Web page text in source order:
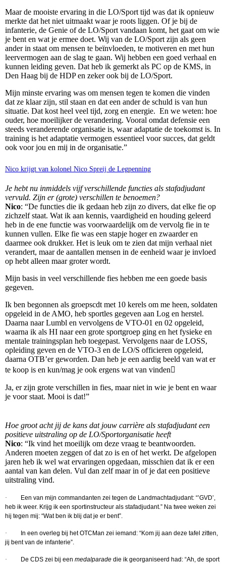
Maar de mooiste ervaring in die LO/Sport tijd was dat ik opnieuw
merkte dat het niet uitmaakt waar je roots liggen. Of je bij de
infanterie, de Genie of de LO/Sport vandaan komt, het gaat om wie
je bent en wat je ermee doet. Wij van de LO/Sport zijn als geen
ander in staat om mensen te beïnvloeden, te motiveren en met hun
leervermogen aan de slag te gaan. Wij hebben een goed verhaal en
kunnen leiding geven. Dat heb ik gemerkt als PC op de KMS, in
Den Haag bij de HDP en zeker ook bij de LO/Sport.
Mijn minste ervaring was om mensen tegen te komen die vinden
dat ze klaar zijn, stil staan en dat een ander de schuld is van hun
situatie. Dat kost heel veel tijd, zorg en energie. En we weten: hoe
ouder, hoe moeilijker de verandering. Vooral omdat defensie een
steeds veranderende organisatie is, waar adaptatie de toekomst is. In
training is het adaptatie vermogen essentieel voor succes, dat geldt
ook voor jou en mij in de organisatie.”
Nico krijgt van kolonel Nico Spreij de Legpenning
Je hebt nu inmiddels vijf verschillende functies als stafadjudant
vervuld. Zijn er (grote) verschillen te benoemen?
Nico: “De functies die ik gedaan heb zijn zo divers, dat elke fie op
zichzelf staat. Wat ik aan kennis, vaardigheid en houding geleerd
heb in de ene functie was voorwaardelijk om de vervolg fie in te
kunnen vullen. Elke fie was een stapje hoger en zwaarder en
daarmee ook drukker. Het is leuk om te zien dat mijn verhaal niet
verandert, maar de aantallen mensen in de eenheid waar je invloed
op hebt alleen maar groter wordt.
Mijn basis in veel verschillende fies hebben me een goede basis
gegeven.
Ik ben begonnen als groepscdt met 10 kerels om me heen, soldaten
opgeleid in de AMO, heb sportles gegeven aan Log en herstel.
Daarna naar Lumbl en vervolgens de VTO-01 en 02 opgeleid,
waarna ik als HI naar een grote sportgroep ging en het fysieke en
mentale trainingsplan heb toegepast. Vervolgens naar de LOSS,
opleiding geven en de VTO-3 en de LO/S officieren opgeleid,
daarna OTB’er geworden. Dan heb je een aardig beeld van wat er
te koop is en kun/mag je ook ergens wat van vinden
Ja, er zijn grote verschillen in fies, maar niet in wie je bent en waar
je voor staat. Mooi is dat!”
Hoe groot acht jij de kans dat jouw carrière als stafadjudant een
positieve uitstraling op de LO/Sportorganisatie heeft
Nico: “Ik vind het moeilijk om deze vraag te beantwoorden.
Anderen moeten zeggen of dat zo is en of het werkt. De afgelopen
jaren heb ik wel wat ervaringen opgedaan, misschien dat ik er een
aantal van kan delen. Vul dan zelf maar in of je dat een positieve
uitstraling vind.
·
Een van mijn commandanten zei tegen de Landmachtadjudant: “’GVD’,
heb ik weer. Krijg ik een sportinstructeur als stafadjudant.” Na twee weken zei
hij tegen mij: “Wat ben ik blij dat je er bent”.
·
In een overleg bij het OTCMan zei iemand: “Kom jij aan deze tafel zitten,
jij bent van de infanterie”.
· De CDS zei bij een medalparade die ik georganiseerd had: “Ah, de sport